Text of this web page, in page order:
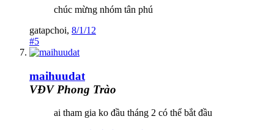
chúc mừng nhóm tân phú
gatapchoi, 8/1/12
#5
maihuudat
VĐV Phong Trào
ai tham gia ko đầu tháng 2 có thể bắt đầu